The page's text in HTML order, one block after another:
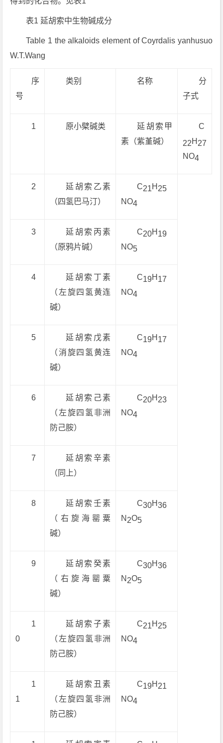
表1 延胡索中生物碱成分
Table 1 the alkaloids element ofCoyrdalis yanhusuo
W.T.Wang
序
号
类别 名称
分
子式
1 原小檗碱类
延胡索甲
素（紫堇碱）
C
22H 27
NO4
2
延胡索乙素
（四氢巴马汀）
C21H 25
NO4
3
延胡索丙素
（原鸦片碱）
C20H 19
NO5
4
延胡索丁素
（左旋四氢黄连
碱）
C19H 17
NO4
5
延胡索戊素
（消旋四氢黄连
碱）
C19H 17
NO4
6
延胡索己素
（左旋四氢非洲
防己胺）
C20H 23
NO4
7
延胡索辛素
（同上）
8
延胡索壬素
（右旋海罂粟
碱）
C30H 36
N 2O5
9
延胡索癸素
（右旋海罂粟
碱）
C30H 36
N 2O5
1
0
延胡索子素
（左旋四氢非洲
防己胺）
C21H 25
NO4
1
1
延胡索丑素
（左旋四氢非洲
防己胺）
C19H 21
NO4